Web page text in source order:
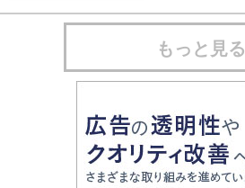
もっと見る